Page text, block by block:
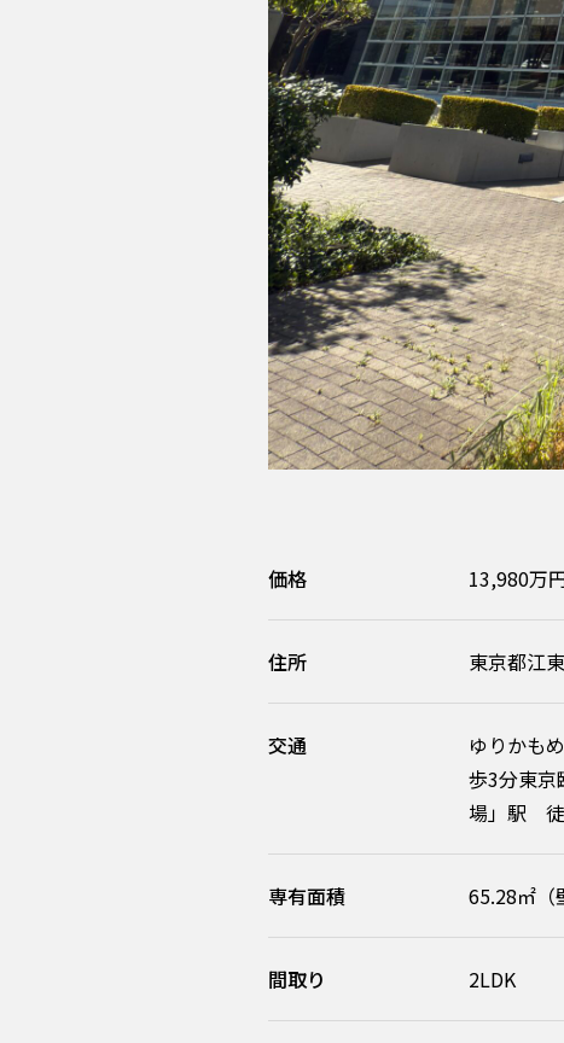
価格 13,980万
住所 東京都江
交通
ゆりかも
歩3分東京
場」駅
専有面積 65.28㎡（
間取り 2LDK